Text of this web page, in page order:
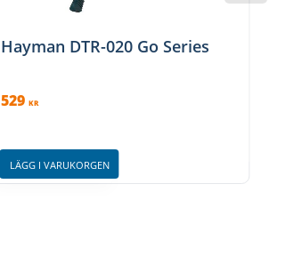
Hayman DTR-020 Go Series
529 KR
LÄGG I VARUKORGEN